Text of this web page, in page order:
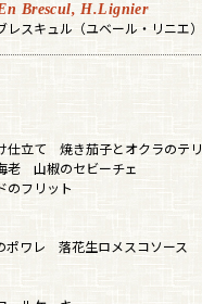
Brescul, H.Lignier
スキュル（ユベール・リニエ）
仕立て 焼き茄子とオクラのテ
老 山椒のセビーチェ
のフリット
ポワレ 落花生ロメスコソース